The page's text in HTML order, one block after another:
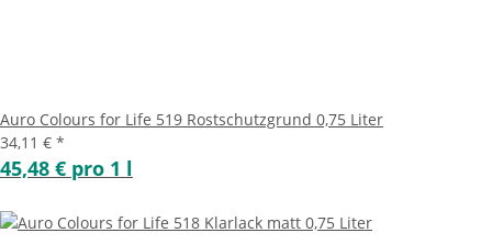
Auro Colours for Life 519 Rostschutzgrund 0,75 Liter
34,11 € *
45,48 € pro 1 l